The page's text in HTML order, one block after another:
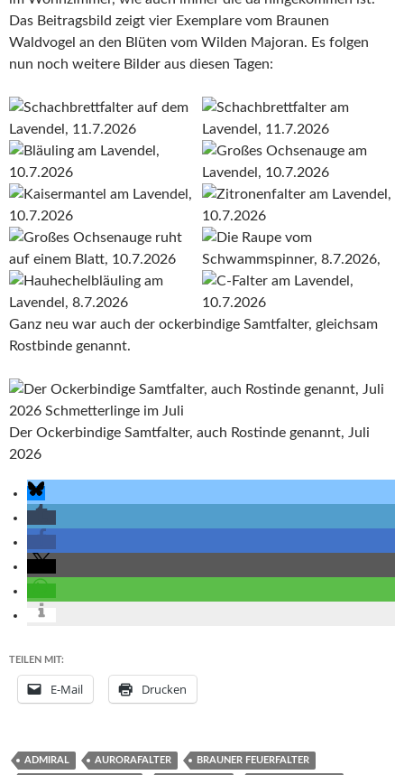
Das Beitragsbild zeigt vier Exemplare vom Braunen
Waldvogel an den Blüten vom Wilden Majoran. Es folgen
nun noch weitere Bilder aus diesen Tagen:
Ganz neu war auch der ockerbindige Samtfalter, gleichsam
Rostbinde genannt.
Der Ockerbindige Samtfalter, auch Rostinde genannt, Juli
2026
TEILEN MIT:
E-Mail Drucken
ADMIRAL AURORAFALTER BRAUNER FEUERFALTER